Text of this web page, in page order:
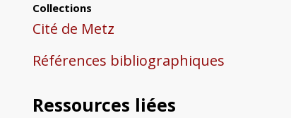
Collections
Cité de Metz
Références bibliographiques
Ressources liées